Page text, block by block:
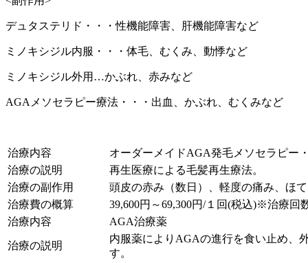
デュタステリド・・・性機能障害、肝機能障害など
ミノキシジル内服・・・体毛、むくみ、動悸など
ミノキシジル外用…かぶれ、赤みなど
AGAメソセラピー療法・・・出血、かぶれ、むくみなど
治療内容
オーダーメイドAGA発毛メソセラピー
治療の説明
再生医療による毛髪再生療法。
治療の副作用
頭皮の赤み（数日）、軽度の痛み、ほ
治療費の概算
39,600円～69,300円/１回(税込)※治療回
治療内容
AGA治療薬
治療の説明
内服薬によりAGAの進行を食い止め、
す。